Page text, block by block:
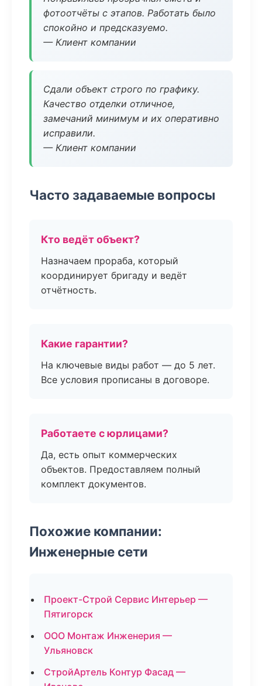
фотоотчёты с этапов. Работать было
спокойно и предсказуемо.
— Клиент компании
Сдали объект строго по графику.
Качество отделки отличное,
замечаний минимум и их оперативно
исправили.
— Клиент компании
Часто задаваемые вопросы
Кто ведёт объект?
Назначаем прораба, который
координирует бригаду и ведёт
отчётность.
Какие гарантии?
На ключевые виды работ — до 5 лет.
Все условия прописаны в договоре.
Работаете с юрлицами?
Да, есть опыт коммерческих
объектов. Предоставляем полный
комплект документов.
Похожие компании:
Инженерные сети
Проект-Строй Сервис Интерьер —
Пятигорск
ООО Монтаж Инженерия —
Ульяновск
СтройАртель Контур Фасад —